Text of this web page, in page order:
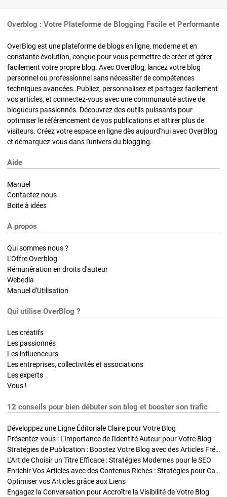
Overblog : Votre Plateforme de Blogging Facile et Performante
OverBlog est une plateforme de blogs en ligne, moderne et en
constante évolution, conçue pour vous permettre de créer et gérer
facilement votre propre blog. Avec OverBlog, lancez votre blog
personnel ou professionnel sans nécessiter de compétences
techniques avancées. Publiez, personnalisez et partagez facilement
vos articles, et connectez-vous avec une communauté active de
blogueurs passionnés. Découvrez des outils puissants pour
optimiser le référencement de vos publications et attirer plus de
visiteurs. Créez votre espace en ligne dès aujourd'hui avec OverBlog
et démarquez-vous dans l'univers du blogging.
Aide
Manuel
Contactez nous
Boite à idées
A propos
Qui sommes nous ?
L'Offre Overblog
Rémunération en droits d'auteur
Webedia
Manuel d'Utilisation
Qui utilise OverBlog ?
Les créatifs
Les passionnés
Les influenceurs
Les entreprises, collectivités et associations
Les experts
Vous !
12 conseils pour bien débuter son blog et booster son trafic
Développez une Ligne Éditoriale Claire pour Votre Blog
Présentez-vous : L'Importance de l'Identité Auteur pour Votre Blog
Stratégies de Publication : Boostez Votre Blog avec des Articles Fréquents et Exclusifs
L'Art de Choisir un Titre Efficace : Stratégies Modernes pour le SEO
Enrichir Vos Articles avec des Contenus Riches : Stratégies pour Captiver et Optimiser
Optimiser vos Articles grâce aux Liens
Engagez la Conversation pour Accroître la Visibilité de Votre Blog